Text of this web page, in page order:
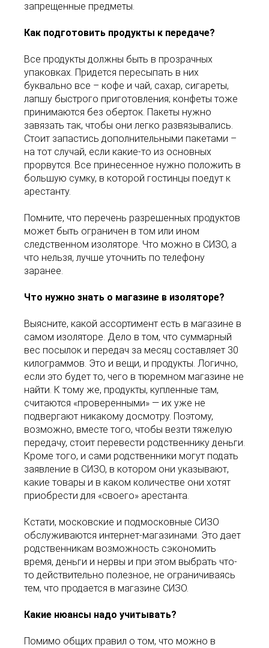
запрещенные предметы.
Как подготовить продукты к передаче?
Все продукты должны быть в прозрачных
упаковках. Придется пересыпать в них
буквально все – кофе и чай, сахар, сигареты,
лапшу быстрого приготовления; конфеты тоже
принимаются без оберток. Пакеты нужно
завязать так, чтобы они легко развязывались.
Стоит запастись дополнительными пакетами –
на тот случай, если какие-то из основных
прорвутся. Все принесенное нужно положить в
большую сумку, в которой гостинцы поедут к
арестанту.
Помните, что перечень разрешенных продуктов
может быть ограничен в том или ином
следственном изоляторе. Что можно в СИЗО, а
что нельзя, лучше уточнить по телефону
заранее.
Что нужно знать о магазине в изоляторе?
Выясните, какой ассортимент есть в магазине в
самом изоляторе. Дело в том, что суммарный
вес посылок и передач за месяц составляет 30
килограммов. Это и вещи, и продукты. Логично,
если это будет то, чего в тюремном магазине не
найти. К тому же, продукты, купленные там,
считаются «проверенными» ― их уже не
подвергают никакому досмотру. Поэтому,
возможно, вместе того, чтобы везти тяжелую
передачу, стоит перевести родственнику деньги.
Кроме того, и сами родственники могут подать
заявление в СИЗО, в котором они указывают,
какие товары и в каком количестве они хотят
приобрести для «своего» арестанта.
Кстати, московские и подмосковные СИЗО
обслуживаются интернет-магазинами. Это дает
родственникам возможность сэкономить
время, деньги и нервы и при этом выбрать что-
то действительно полезное, не ограничиваясь
тем, что продается в магазине СИЗО.
Какие нюансы надо учитывать?
Помимо общих правил о том, что можно в